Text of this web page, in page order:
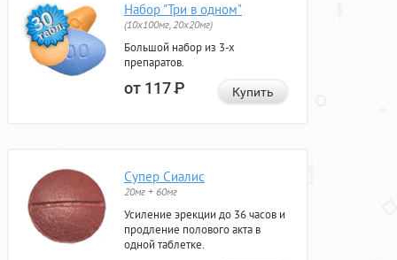
Набор "Три в одном"
(10x100мг, 20x20мг)
Большой набор из 3-х
препаратов.
от 117Р Купить
Супер Сиалис
20мг + 60мг
Усиление эрекции до 36 часов и
продление полового акта в
одной таблетке.